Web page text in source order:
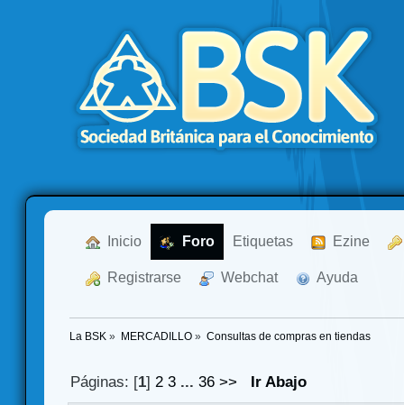
Inicio Foro Etiquetas Ezine
Registrarse Webchat Ayuda
La BSK » MERCADILLO» Consultas de compras en tiendas
Páginas: [1]2 3 ...36 >>
Ir Abajo